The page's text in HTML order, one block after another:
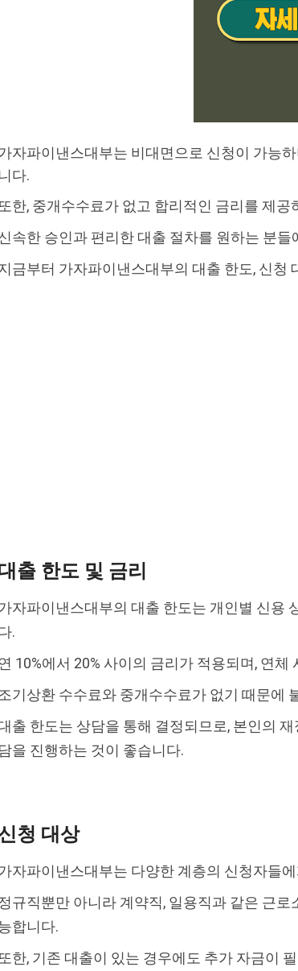
자파이낸스대부는 비대면으로 신청이 가능
니다.
또한, 중개수수료가 없고 합리적인 금리를 제공
속한 승인과 편리한 대출 절차를 원하는 분
금부터 가자파이낸스대부의 대출 한도, 신청
출 한도 및 금리
자파이낸스대부의 대출 한도는 개인별 신용
.
10%에서 20% 사이의 금리가 적용되며, 연
조기상환 수수료와 중개수수료가 없기 때문에
출 한도는 상담을 통해 결정되므로, 본인의
담을 진행하는 것이 좋습니다.
청 대상
자파이낸스대부는 다양한 계층의 신청자들
규직뿐만 아니라 계약직, 일용직과 같은 근
합니다.
또한, 기존 대출이 있는 경우에도 추가 자금이